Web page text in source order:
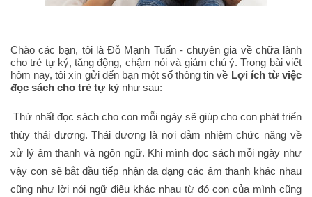
Chào các bạn, tôi là Đỗ Mạnh Tuấn - chuyên gia về chữa lành
cho trẻ tự kỷ, tăng động, chậm nói và giảm chú ý. Trong bài viết
hôm nay, tôi xin gửi đến bạn một số thông tin về Lợi ích từ việc
đọc sách cho trẻ tự kỷ như sau:
Thứ nhất đọc sách cho con mỗi ngày sẽ giúp cho con phát triển
thùy thái dương. Thái dương là nơi đảm nhiệm chức năng về
xử lý âm thanh và ngôn ngữ. Khi mình đọc sách mỗi ngày như
vậy con sẽ bắt đầu tiếp nhận đa dạng các âm thanh khác nhau
cũng như lời nói ngữ điệu khác nhau từ đó con của mình cũng